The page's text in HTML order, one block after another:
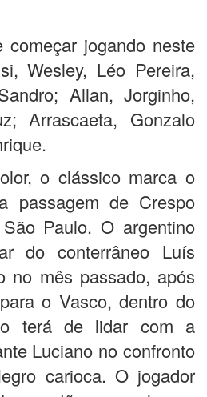
começar jogando neste
Wesley, Léo Pereira,
Allan, Jorginho,
Arrascaeta, Gonzalo
o clássico marca o
passagem de Crespo
Paulo. O argentino
do conterrâneo Luís
no mês passado, após
o Vasco, dentro do
terá de lidar com a
Luciano no confronto
carioca. O jogador